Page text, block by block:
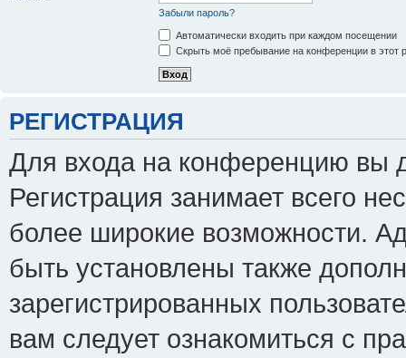
Забыли пароль?
Автоматически входить при каждом посещении
Скрыть моё пребывание на конференции в этот
РЕГИСТРАЦИЯ
Для входа на конференцию вы
Регистрация занимает всего
более широкие возможности.
быть установлены также
зарегистрированных
вам следует ознакомиться с